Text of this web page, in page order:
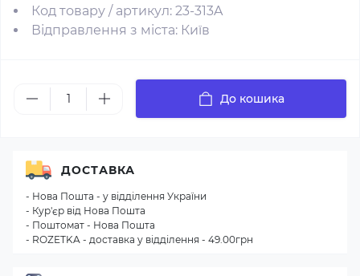
Код товару / артикул: 23-313A
Відправлення з міста: Київ
До кошика
ДОСТАВКА
- Нова Пошта - у відділення України
- Кур'єр від Нова Пошта
- Поштомат - Нова Пошта
- ROZETKA - доставка у відділення - 49.00грн